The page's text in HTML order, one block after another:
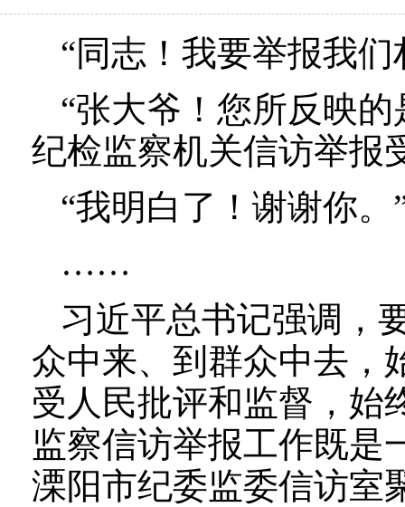
“同志！我要举报我
“张大爷！您所反映
纪检监察机关信访举报
“我明白了！谢谢你。
……
习近平总书记强调，
众中来、到群众中去，
受人民批评和监督，始
监察信访举报工作既是
溧阳市纪委监委信访室